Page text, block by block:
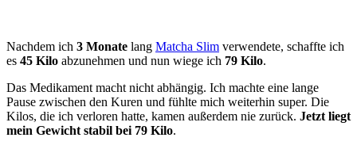
Nachdem ich 3 Monate lang Matcha Slim verwendete, schaffte ich
es 45 Kilo abzunehmen und nun wiege ich 79 Kilo.
Das Medikament macht nicht abhängig. Ich machte eine lange
Pause zwischen den Kuren und fühlte mich weiterhin super. Die
Kilos, die ich verloren hatte, kamen außerdem nie zurück. Jetzt liegt
mein Gewicht stabil bei 79 Kilo.